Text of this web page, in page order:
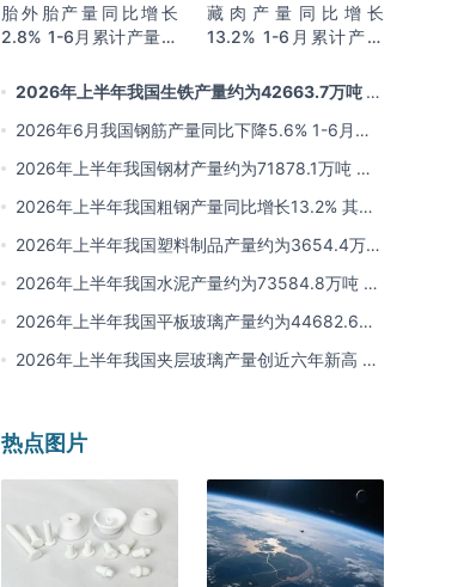
胎外胎产量同比增长
2.8% 1-6月累计产量同
藏肉产量同比增长
13.2% 1-6月累计产量
2026年上半年我国生铁产量约为42663.7万吨 同
比下降2.8% 其中河北产量占比22.7%排名第一
2026年6月我国钢筋产量同比下降5.6% 1-6月累
计产量同比下降10.7%
2026年上半年我国钢材产量约为71878.1万吨 同
比下降0.9% 其中河北以超亿吨产量排名第一
2026年上半年我国粗钢产量同比增长13.2% 其中
河北产量占比21.5%位居首位
2026年上半年我国塑料制品产量约为3654.4万吨
其中江苏、浙江产量分别占比18.9%、16.0%
2026年上半年我国水泥产量约为73584.8万吨 同
比下降8% 其中广东、浙江和安徽分别排名前三
2026年上半年我国平板玻璃产量约为44682.6万
重量箱 同比下降5.7% 其中河北产量最多 占比
2026年上半年我国夹层玻璃产量创近六年新高 约
热点图片